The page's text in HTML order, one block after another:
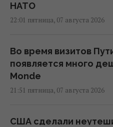
НАТО
22:01 пятница, 07 августа 2026
Во время визитов
появляется много
Monde
21:51 пятница, 07 августа 2026
США сделали